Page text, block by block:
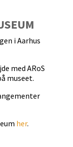
i Aarhus
med ARoS
museet.
her.